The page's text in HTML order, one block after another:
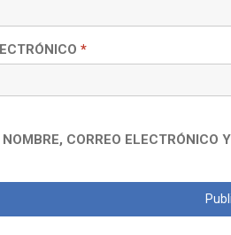
*
CORREO ELECTRÓNICO